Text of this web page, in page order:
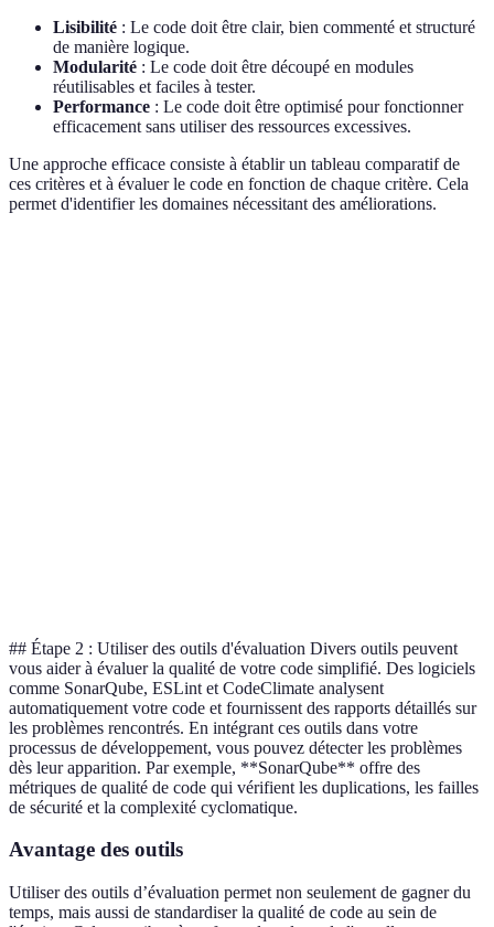
Lisibilité : Le code doit être clair, bien commenté et structuré
de manière logique.
Modularité : Le code doit être découpé en modules
réutilisables et faciles à tester.
Performance : Le code doit être optimisé pour fonctionner
efficacement sans utiliser des ressources excessives.
Une approche efficace consiste à établir un tableau comparatif de
ces critères et à évaluer le code en fonction de chaque critère. Cela
permet d'identifier les domaines nécessitant des améliorations.
## Étape 2 : Utiliser des outils d'évaluation Divers outils peuvent
vous aider à évaluer la qualité de votre code simplifié. Des logiciels
comme SonarQube, ESLint et CodeClimate analysent
automatiquement votre code et fournissent des rapports détaillés sur
les problèmes rencontrés. En intégrant ces outils dans votre
processus de développement, vous pouvez détecter les problèmes
dès leur apparition. Par exemple, **SonarQube** offre des
métriques de qualité de code qui vérifient les duplications, les failles
de sécurité et la complexité cyclomatique.
Avantage des outils
Utiliser des outils d’évaluation permet non seulement de gagner du
temps, mais aussi de standardiser la qualité de code au sein de